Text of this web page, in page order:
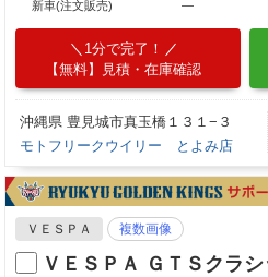
新車(注文販売)
―
1分で完了！
【無料】見積・在庫確認
沖縄県 豊見城市真玉橋１３１−３
モトフリークウイリー とよみ店
ＶＥＳＰＡ 複数画像
ＶＥＳＰＡ ＧＴＳクラ